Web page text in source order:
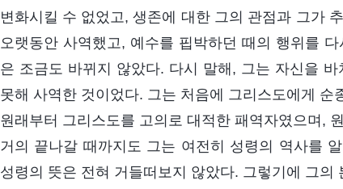
변화시킬 수 없었고, 생존에 대한 그의 관점과 그가
오랫동안 사역했고, 예수를 핍박하던 때의 행위를
은 조금도 바뀌지 않았다. 다시 말해, 그는 자신을
못해 사역한 것이었다. 그는 처음에 그리스도에게
원래부터 그리스도를 고의로 대적한 패역자였으며,
거의 끝나갈 때까지도 그는 여전히 성령의 역사를
성령의 뜻은 전혀 거들떠보지 않았다. 그렇기에 그